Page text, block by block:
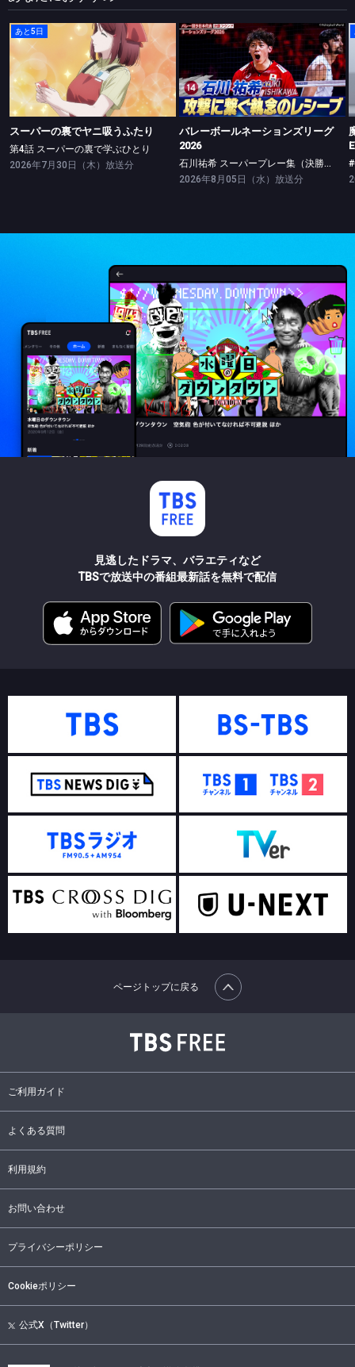
あと5日
スーパーの裏でヤニ吸うふたり
第4話 スーパーの裏で学ぶひとり
スーパーの裏でヤニ吸うふたり
第4話 スーパーの裏で学ぶひとり
2026年7月30日（木）放送分
バレーボールネーションズリーグ2026
石川祐希 スーパープレー集（決勝ラウンド）
バレーボールネーションズリーグ
2026
石川祐希 スーパープレー集（決勝ラウンド）
2026年8月05日（水）放送分
見逃したドラマ、バラエティなど
TBSで放送中の番組最新話を無料で配信
ご利用ガイド
よくある質問
利用規約
お問い合わせ
プライバシーポリシー
Cookieポリシー
公式X（Twitter）
ページトップに戻る